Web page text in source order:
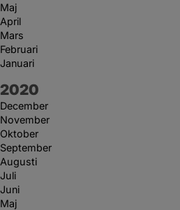
Maj
April
Mars
Februari
Januari
År:
2020
December
November
Oktober
September
Augusti
Juli
Juni
Maj